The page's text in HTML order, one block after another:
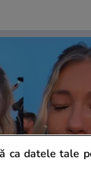
ca datele tale